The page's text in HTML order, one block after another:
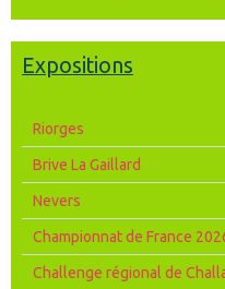
Expositions
Riorges
Brive La Gaillard
Nevers
Championnat de France
Challenge régional de